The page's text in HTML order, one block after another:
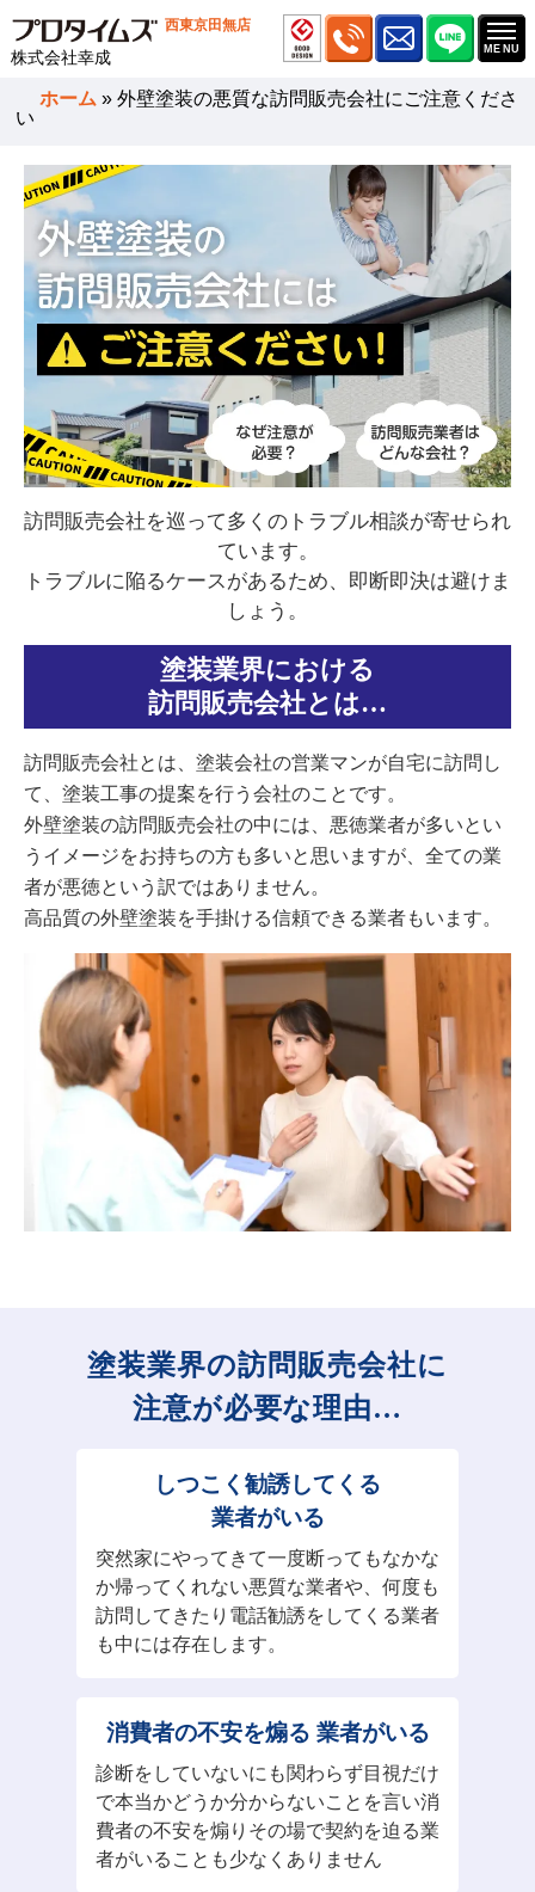
西東京田無店
株式会社幸成
ホーム »外壁塗装の悪質な訪問販売会社にご注意くださ
い
訪問販売会社を巡って多くのトラブル相談が寄せられ
ています。
トラブルに陥るケースがあるため、即断即決は避けま
しょう。
塗装業界における
訪問販売会社とは…
訪問販売会社とは、塗装会社の営業マンが自宅に訪問し
て、塗装工事の提案を行う会社のことです。
外壁塗装の訪問販売会社の中には、悪徳業者が多いとい
うイメージをお持ちの方も多いと思いますが、全ての業
者が悪徳という訳ではありません。
高品質の外壁塗装を手掛ける信頼できる業者もいます。
塗装業界の訪問販売会社に
注意が必要な理由…
しつこく勧誘してくる
業者がいる
突然家にやってきて一度断ってもなかな
か帰ってくれない悪質な業者や、何度も
訪問してきたり電話勧誘をしてくる業者
も中には存在します。​
消費者の不安を煽る 業者がいる
診断をしていないにも関わらず目視だけ
で本当かどうか分からないことを言い消
費者の不安を煽りその場で契約を迫る業
者がいることも少なくありません